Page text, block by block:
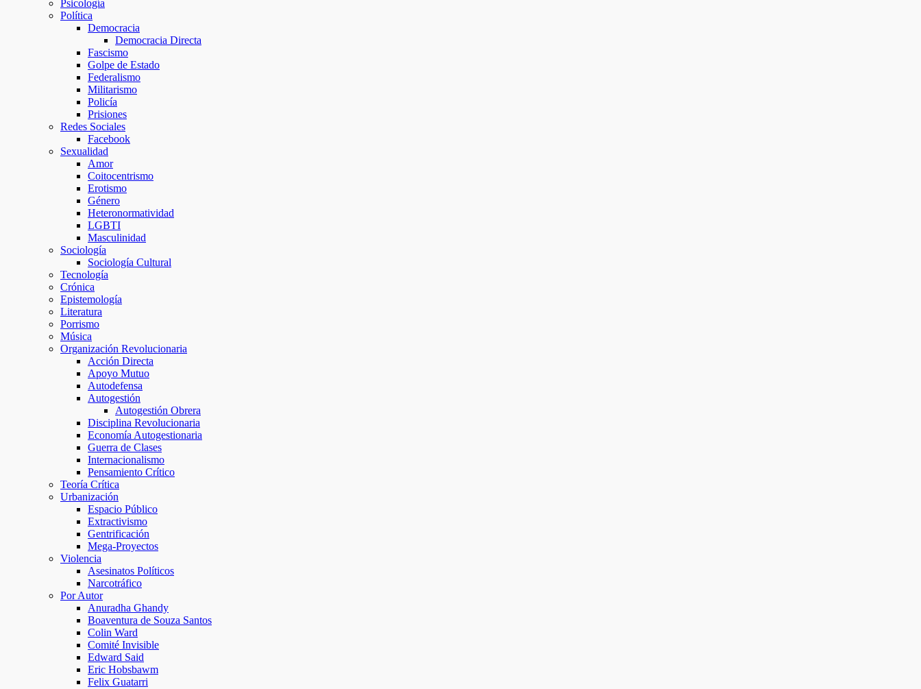
Psicología
Política
Democracia
Democracia Directa
Fascismo
Golpe de Estado
Federalismo
Militarismo
Policía
Prisiones
Redes Sociales
Facebook
Sexualidad
Amor
Coitocentrismo
Erotismo
Género
Heteronormatividad
LGBTI
Masculinidad
Sociología
Sociología Cultural
Tecnología
Crónica
Epistemología
Literatura
Porrismo
Música
Organización Revolucionaria
Acción Directa
Apoyo Mutuo
Autodefensa
Autogestión
Autogestión Obrera
Disciplina Revolucionaria
Economía Autogestionaria
Guerra de Clases
Internacionalismo
Pensamiento Crítico
Teoría Crítica
Urbanización
Espacio Público
Extractivismo
Gentrificación
Mega-Proyectos
Violencia
Asesinatos Políticos
Narcotráfico
Por Autor
Anuradha Ghandy
Boaventura de Souza Santos
Colin Ward
Comité Invisible
Edward Said
Eric Hobsbawm
Felix Guatarri